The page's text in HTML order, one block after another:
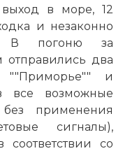
в море, 12
и незаконно
В погоню за
отправились два
""Приморье"" и
все возможные
применения
сигналы),
соответствии со